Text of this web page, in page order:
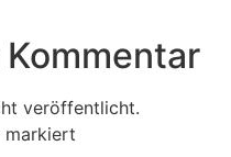
veröffentlicht.
markiert